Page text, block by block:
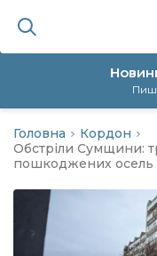
політика
Головна
Кордон
Обстріли Сумщини:
пошкоджених осель